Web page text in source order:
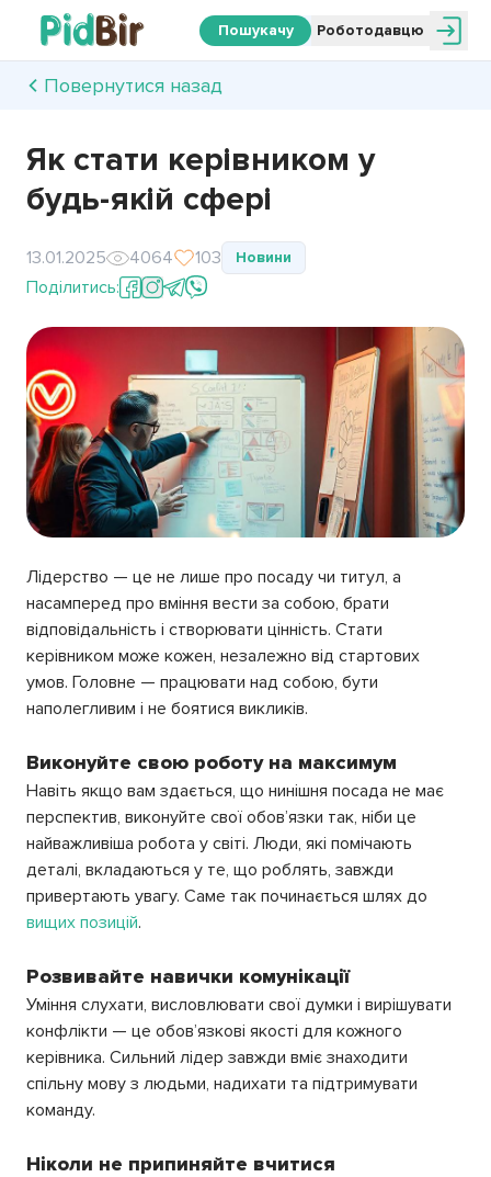
Пошукачу Роботодавцю
Повернутися назад
Як стати керівником у
будь-якій сфері
13.01.2025 4064 103 Новини
Поділитись:
Лідерство — це не лише про посаду чи титул, а
насамперед про вміння вести за собою, брати
відповідальність і створювати цінність. Стати
керівником може кожен, незалежно від стартових
умов. Головне — працювати над собою, бути
наполегливим і не боятися викликів.
Виконуйте свою роботу на максимум
Навіть якщо вам здається, що нинішня посада не має
перспектив, виконуйте свої обов’язки так, ніби це
найважливіша робота у світі. Люди, які помічають
деталі, вкладаються у те, що роблять, завжди
привертають увагу. Саме так починається шлях до
вищих позицій.
Розвивайте навички комунікації
Уміння слухати, висловлювати свої думки і вирішувати
конфлікти — це обов’язкові якості для кожного
керівника. Сильний лідер завжди вміє знаходити
спільну мову з людьми, надихати та підтримувати
команду.
Ніколи не припиняйте вчитися